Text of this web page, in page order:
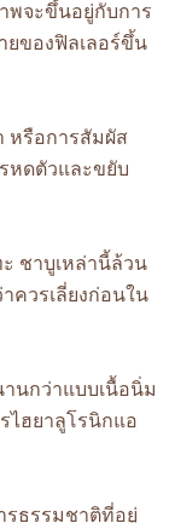
พจะขึ้นอยู่กับการ
ยของฟิลเลอร์ขึ้น
หรือการสัมผัส
หดตัวและขยับ
ชาบูเหล่านี้ล้วน
ควรเลี่ยงก่อนใน
านกว่าแบบเนื้อนิ่ม
ไฮยาลูโรนิกแอ
รธรรมชาติที่อยู่